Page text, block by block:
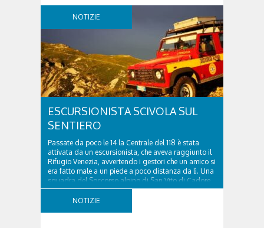
NOTIZIE
ESCURSIONISTA SCIVOLA SUL
SENTIERO
Passate da poco le 14 la Centrale del 118 è stata
attivata da un escursionista, che aveva raggiunto il
Rifugio Venezia, avvertendo i gestori che un amico si
era fatto male a un piede a poco distanza da lì. Una
squadra del Soccorso alpino di San Vito di Cadore
ha quindi raggiunto l'infortunato...
NOTIZIE